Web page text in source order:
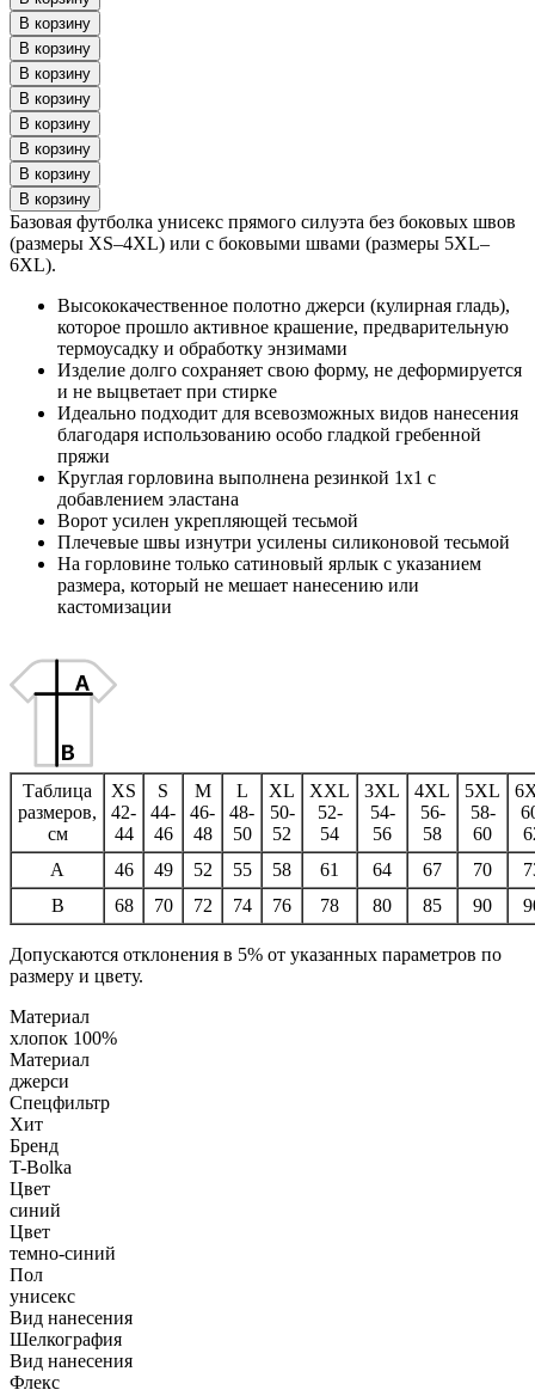
Базовая футболка унисекс прямого силуэта без боковых швов
(размеры XS–4XL) или с боковыми швами (размеры 5XL–
6XL).
Высококачественное полотно джерси (кулирная гладь),
которое прошло активное крашение, предварительную
термоусадку и обработку энзимами
Изделие долго сохраняет свою форму, не деформируется
и не выцветает при стирке
Идеально подходит для всевозможных видов нанесения
благодаря использованию особо гладкой гребенной
пряжи
Круглая горловина выполнена резинкой 1x1 с
добавлением эластана
Ворот усилен укрепляющей тесьмой
Плечевые швы изнутри усилены силиконовой тесьмой
На горловине только сатиновый ярлык с указанием
размера, который не мешает нанесению или
кастомизации
Таблица
размеров,
см
XS
42-
44
S
44-
46
M
46-
48
L
48-
50
XL
50-
52
XXL
52-
54
3XL
54-
56
4XL
56-
58
5XL
58-
60
A
46 49 52 55 58 61 64 67 70
B
68 70 72 74 76 78 80 85 90
Допускаются отклонения в 5% от указанных параметров по
размеру и цвету.
Материал
хлопок 100%
Материал
джерси
Спецфильтр
Хит
Бренд
T-Bolka
Цвет
синий
Цвет
темно-синий
Пол
унисекс
Вид нанесения
Шелкография
Вид нанесения
Флекс